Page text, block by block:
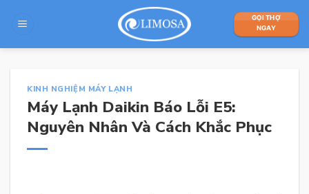
GỌI THỢ
NGAY
KINH NGHIỆM MÁY LẠNH
Máy Lạnh Daikin Báo Lỗi E5:
Nguyên Nhân Và Cách Khắc Phục